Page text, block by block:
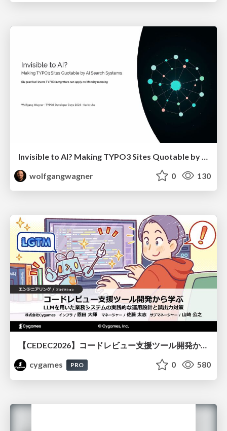
wolfgangwagner
0 130
【CEDEC2026】コードレビュー支援ツール開発から学ぶ：LLMを用いた業務システムの実践的な運用設計と誤出力対策
cygames
PRO 0 580